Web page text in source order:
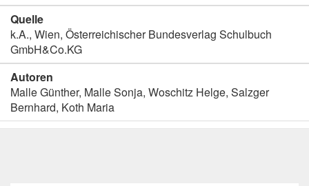
Quelle
k.A., Wien, Österreichischer Bundesverlag Schulbuch
GmbH&Co.KG
Autoren
Malle Günther, Malle Sonja, Woschitz Helge, Salzger
Bernhard, Koth Maria